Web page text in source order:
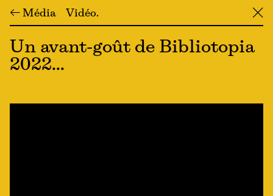
← Média Vidéo ╳
Un avant-goût de Bibliotopia
2022...